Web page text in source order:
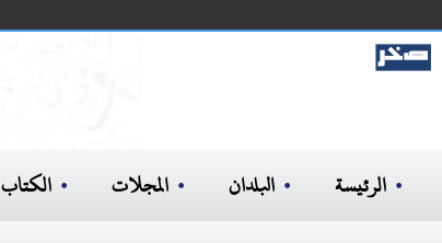
الرئيسة البلدان المجلات الكتاب